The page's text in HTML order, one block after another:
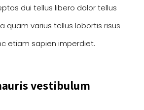
dui tellus libero dolor tellus
quam varius tellus lobortis risus
etiam sapien imperdiet.
vestibulum